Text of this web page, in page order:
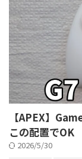
【APEX】
この配置でOK
2026/5/30